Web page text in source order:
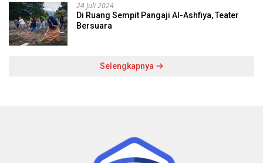
24 Juli 2024
Di Ruang Sempit Pangaji Al-Ashfiya, Teater
Bersuara
Selengkapnya